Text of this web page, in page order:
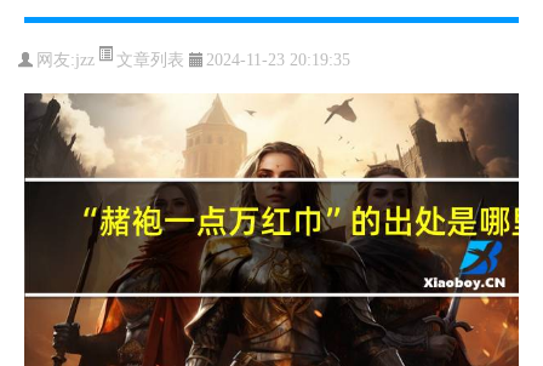
网友:jzz 文章列表 2024-11-23 20:19:35